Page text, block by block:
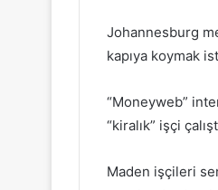
Johannesburg
kapıya koymak
“Moneyweb”
“kiralık” işçi
Maden işçileri